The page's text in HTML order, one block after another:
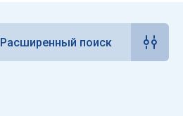
Расширенный поиск